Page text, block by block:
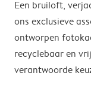
semi-matte
Standaard –
scherpe en
bevat ook 10
naar je op in een
Een bruiloft,
ons exclusieve
ontworpen
recyclebaar en
verantwoorde